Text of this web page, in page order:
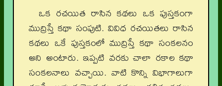
ఒక రచయిత రాసిన కథలు ఒక పుస్తకంగా
ముద్రిస్తే కథా సంపుటి. వివిధ రచయితలు రాసిన
కథలు ఒకే పుస్తకంలో ముద్రిస్తే కథా సంకలనం
అని అంటారు. ఇప్పటి వరకు చాలా రకాల కథా
సంకలనాలు వచ్చాయి. వాటి కొన్ని విభాగాలుగా